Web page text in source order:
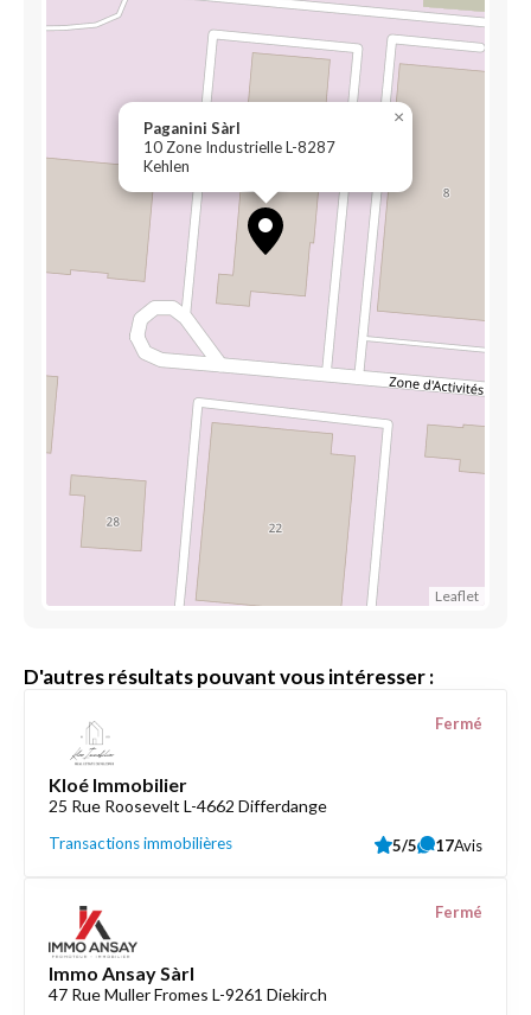
Paganini Sàrl
10 Zone Industrielle L-8287
Kehlen
×
Leaflet
D'autres résultats pouvant vous intéresser :
Kloé Immobilier
25 Rue Roosevelt L-4662 Differdange
Transactions immobilières
Fermé
5/5 17Avis
Immo Ansay Sàrl
47 Rue Muller Fromes L-9261 Diekirch
Fermé